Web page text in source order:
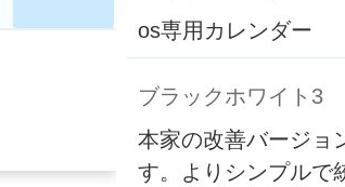
os専用カレンダー
ブラックホワイト3
本家の改善バージョ
す。よりシンプルで